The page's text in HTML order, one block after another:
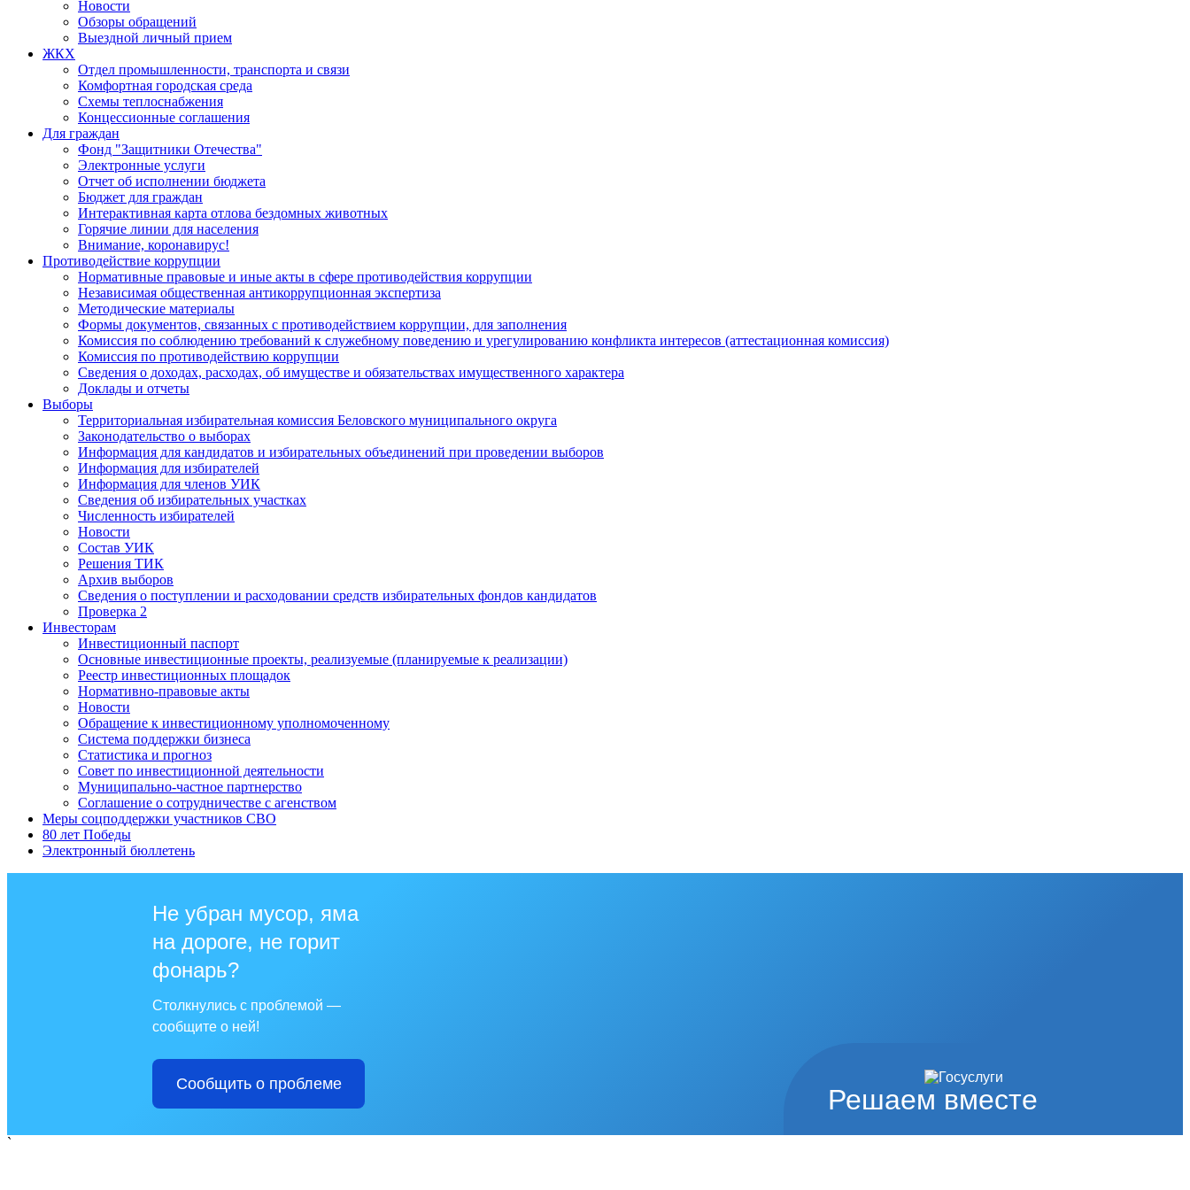
Новости
Обзоры обращений
Выездной личный прием
ЖКХ
Отдел промышленности, транспорта и связи
Комфортная городская среда
Схемы теплоснабжения
Концессионные соглашения
Для граждан
Фонд "Защитники Отечества"
Электронные услуги
Отчет об исполнении бюджета
Бюджет для граждан
Интерактивная карта отлова бездомных животных
Горячие линии для населения
Внимание, коронавирус!
Противодействие коррупции
Нормативные правовые и иные акты в сфере противодействия коррупции
Независимая общественная антикоррупционная экспертиза
Методические материалы
Формы документов, связанных с противодействием коррупции, для заполнения
Комиссия по соблюдению требований к служебному поведению и урегулированию конфликта интересов (аттестационная комиссия)
Комиссия по противодействию коррупции
Сведения о доходах, расходах, об имуществе и обязательствах имущественного характера
Доклады и отчеты
Выборы
Территориальная избирательная комиссия Беловского муниципального округа
Законодательство о выборах
Информация для кандидатов и избирательных объединений при проведении выборов
Информация для избирателей
Информация для членов УИК
Сведения об избирательных участках
Численность избирателей
Новости
Состав УИК
Решения ТИК
Архив выборов
Сведения о поступлении и расходовании средств избирательных фондов кандидатов
Проверка 2
Инвесторам
Инвестиционный паспорт
Основные инвестиционные проекты, реализуемые (планируемые к реализации)
Реестр инвестиционных площадок
Нормативно-правовые акты
Новости
Обращение к инвестиционному уполномоченному
Система поддержки бизнеса
Статистика и прогноз
Совет по инвестиционной деятельности
Муниципально-частное партнерство
Соглашение о сотрудничестве с агенством
Меры соцподдержки участников СВО
80 лет Победы
Электронный бюллетень
Решаем вместе
Не убран мусор, яма
на дороге, не горит
фонарь?
Столкнулись с проблемой —
сообщите о ней!
Сообщить о проблеме
`